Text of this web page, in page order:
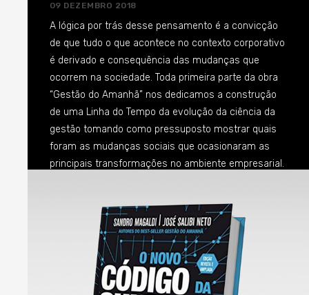
09 DEZEMBRO 2018
A lógica por trás desse pensamento é a convicção
de que tudo o que acontece no contexto corporativo
é derivado e consequência das mudanças que
ocorrem na sociedade. Toda primeira parte da obra
“Gestão do Amanhã” nos dedicamos a construção
de uma Linha do Tempo da evolução da ciência da
gestão tomando como pressuposto mostrar quais
foram as mudanças sociais que ocasionaram as
principais transformações no ambiente empresarial.
atualidade já que a sociedade passa por um período
de transformação que guarda poucas referências
em toda a história da humanidade (o movimento dos
coletes-amarelos na França que está acontecendo
exatamente agora é um bom exemplo dessa tese).